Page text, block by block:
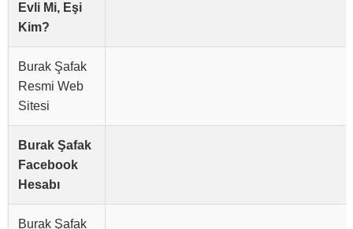
Evli Mi, Eşi
Kim?
Burak Şafak
Resmi Web
Sitesi
Burak Şafak
Facebook
Hesabı
Burak Şafak